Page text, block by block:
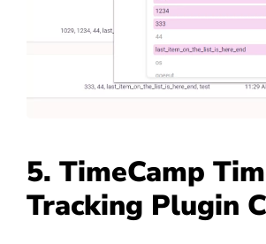
5. TimeCamp
Tracking Plugin